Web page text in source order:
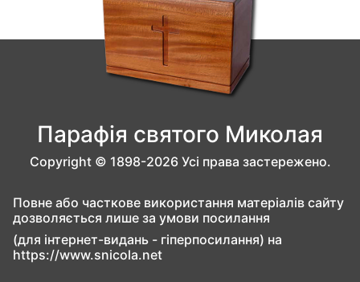
Парафія святого Миколая
Copyright © 1898-2026 Усі права застережено.
Повне або часткове використання матеріалів сайту
дозволяється лише за умови посилання
(для інтернет-видань - гіперпосилання) на
https://www.snicola.net